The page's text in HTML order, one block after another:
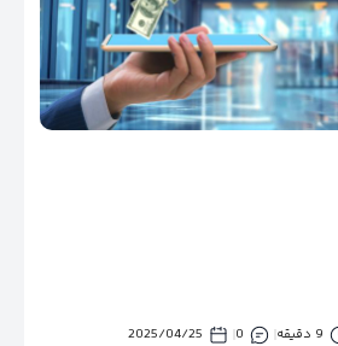
9 دقیقه 0
2025/04/25